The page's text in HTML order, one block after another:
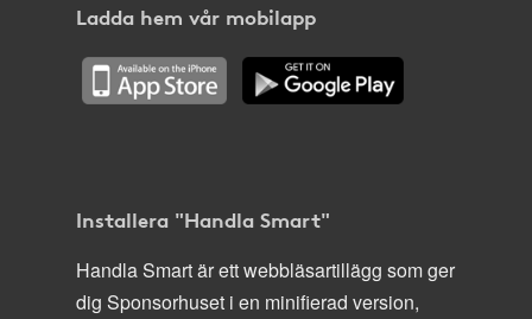
Ladda hem vår mobilapp
Installera "Handla Smart"
Handla Smart är ett webbläsartillägg som ger
dig Sponsorhuset i en minifierad version,